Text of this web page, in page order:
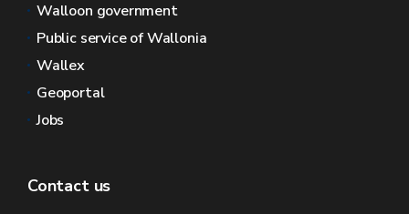
Walloon government
Public service of Wallonia
Wallex
Geoportal
Jobs
Contact us